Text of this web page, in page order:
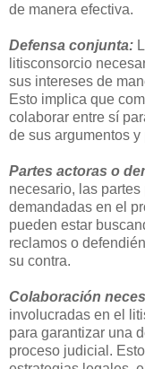
de manera efectiva.
Defensa conjunta:
litisconsorcio
sus intereses de
Esto implica que
colaborar entre sí
de sus argumentos
Partes actoras o
necesario, las
demandadas en el
pueden estar
reclamos o
su contra.
Colaboración
involucradas en el
para garantizar una
proceso judicial.